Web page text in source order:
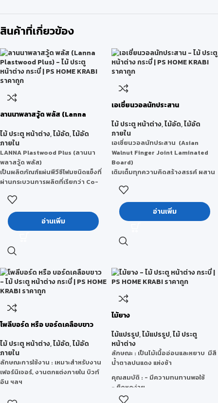
สินค้าที่เกี่ยวข้อง
ลานนาพลาสวู้ด พลัส (Lanna
ไม้ ประตู หน้าต่าง,ไม้อัด,ไม้อัด
ภายใน
LANNA Plastwood Plus (ลานนา
พลาสวู้ด พลัส)
เป็นผลิตภัณฑ์แผ่นพีวีซีโฟมชนิดแข็งที่
ผ่านกระบวนการผลิตที่เรียกว่า Co-
นี้มีลักษณะผิวหน้าหน้าแข็งพิเศษบวก
กับโดยนำเทคโนโลยีพลาสวู้ดที่เป็น
มิตรกับสิ่งแวดล้อม ได้รับมาตรฐาน
Green Label จากประเทศสิงคโปร์
อย่างสมบูรณ์แบบ ทุกชิ้นงานสามารถ
ตอบโจทย์กลุ่มลูกค้าและผู้อยู่อาศัยได้
มีส่วนร่วมในการอนุรักษ์สิ่งแวดล้อม
และได้ใช้ชีวิตที่สมดุล
จุดเด่น คือ มีผิวหน้าแข็งพิเศษ
• ผิวเรียบ ทำงานง่าย จบงานเรียบร้อย
คุณภาพและขนาดได้มาตรฐาน
• สามารถทำฉลุ /ไดคัตได้
• พิมพ์สีและทำสีบนแผ่นพลาสวู้ดได้
• ผ่านการรับรองการเป็นมิตรกับสิ่ง
แวดล้อม มาตรฐาน Green Label
จากสถาบันประเทศสิงคโปร์
• ผ่านการรับรองมาตรฐาน Lead
Free(ปลอดจากสารตะกั่ว) และจาก
อ่านเพิ่ม
เอเชี่ยนวอลนัทประสาน
ไม้ ประตู หน้าต่าง,ไม้อัด,ไม้อัด
ภายใน
เอเชี่ยนวอลนัทประสาน (Asian
Walnut Finger Joint Laminated
Board)
เติมเต็มทุกความคิดสร้างสรรค์ ผสาน
เหมือนไม้สักจริงได้อย่างลงตัว ขัด
เรียบเหมาะกับงานเฟอร์นิเจอร์ TOP
โต๊ะหรือโครงสร้างสไตล์โมเดิร์น ที่
ต้องการความทันสมัย และอบอุ่นแบบ
ในหนึ่งเดียว
อ่านเพิ่ม
โพลีบอร์ด หรือ บอร์ดเคลือบขาว
ไม้ ประตู หน้าต่าง,ไม้อัด,ไม้อัด
ภายใน
ลักษณะการใช้งาน : เหมาะสำหรับงาน
เฟอร์นิเจอร์, งานตกแต่งภายใน บิวท์
อิน ฯลฯ
ไม้ยาง
ไม้แปรรูป,ไม้แปรรูป,ไม้ ประตู
หน้าต่าง
ลักษณะ : เป็นไม้เนื้ออ่อนและหยาบ มีสี
น้ำตาลปนแดง แห่งช้า
คุณสมบัติ : - มีความทนทานพอใช้
- ยืดหดง่าย
- เลื่อย ไส ผ่าง่าย